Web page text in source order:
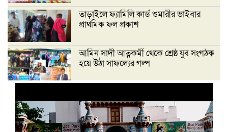
তাড়াইলে ফ্যামিলি কার্ড শুমারীর ভাইবার
প্রাথমিক ফল প্রকাশ
আমিন সাদী আত্নকর্মী থেকে শ্রেষ্ঠ যুব সংগঠক
হয়ে উঠা সাফল্যের গল্প
‘দেশ গড়তে জুলাই জাগরণ’ উপলক্ষে
তাড়াইলে এনসিপির পদযাত্রা ও পথসভা
অনুষ্ঠিত